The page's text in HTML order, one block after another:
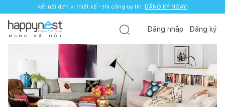
Kết nối đơn vị thiết kế - thi công uy tín. ĐĂNG KÝ NGAY!
M Ạ N G X Ã H Ộ I
Đăng nhập Đăng ký